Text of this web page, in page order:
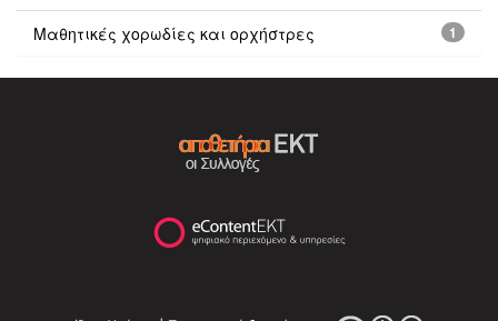
1
Μαθητικές χορωδίες και ορχήστρες